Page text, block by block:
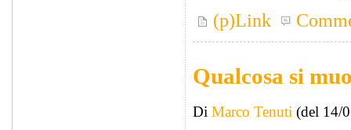
(p)Link
Qualcosa si
Di Marco Tenuti (del 14/